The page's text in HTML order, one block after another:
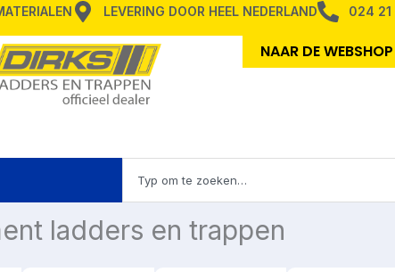
LEVERING DOOR HEEL NEDERLAND 024 21
NAAR DE WEBSHOP
ladders en trappen